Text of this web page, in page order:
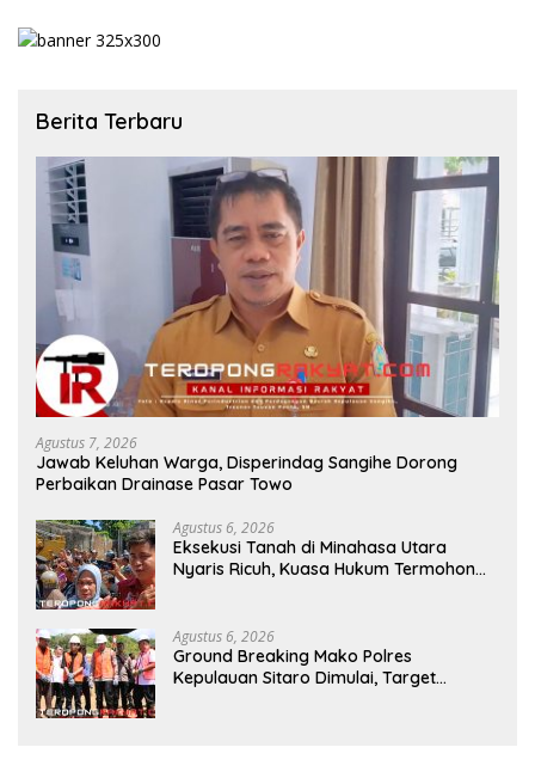
Berita Terbaru
Agustus 7, 2026
Jawab Keluhan Warga, Disperindag Sangihe Dorong
Perbaikan Drainase Pasar Towo
Agustus 6, 2026
Eksekusi Tanah di Minahasa Utara
Nyaris Ricuh, Kuasa Hukum Termohon
Agustus 6, 2026
Ground Breaking Mako Polres
Kepulauan Sitaro Dimulai, Target